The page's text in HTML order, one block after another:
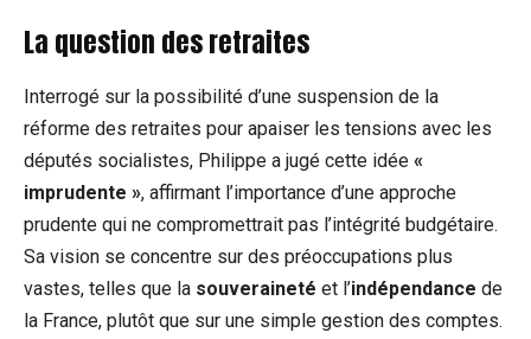
La question des retraites
Interrogé sur la possibilité d’une suspension de la
réforme des retraites pour apaiser les tensions avec les
députés socialistes, Philippe a jugé cette idée «
imprudente », affirmant l’importance d’une approche
prudente qui ne compromettrait pas l’intégrité budgétaire.
Sa vision se concentre sur des préoccupations plus
vastes, telles que la souveraineté et l’indépendance de
la France, plutôt que sur une simple gestion des comptes.